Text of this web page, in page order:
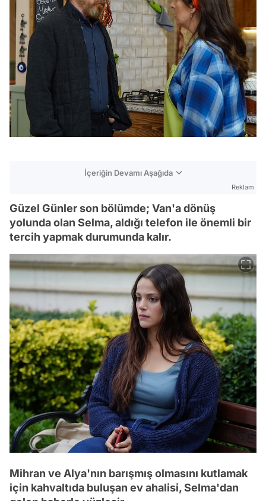
İçeriğin Devamı Aşağıda
Reklam
Güzel Günler son bölümde; Van'a dönüş
yolunda olan Selma, aldığı telefon ile önemli bir
tercih yapmak durumunda kalır.
Mihran ve Alya'nın barışmış olmasını kutlamak
için kahvaltıda buluşan ev ahalisi, Selma'dan